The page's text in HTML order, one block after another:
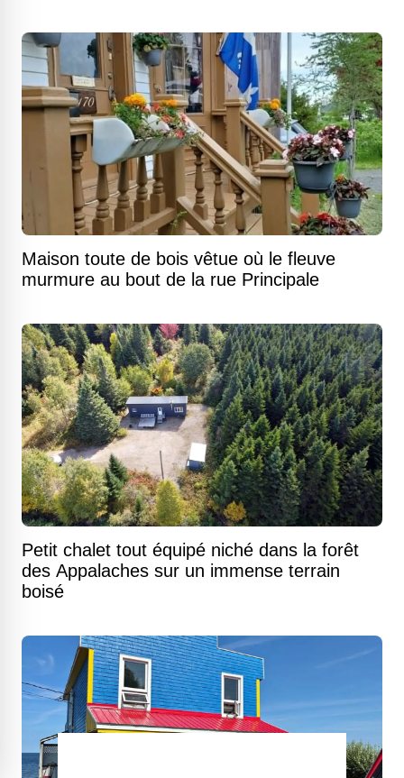
Maison toute de bois vêtue où le fleuve
murmure au bout de la rue Principale
Petit chalet tout équipé niché dans la forêt
des Appalaches sur un immense terrain
boisé